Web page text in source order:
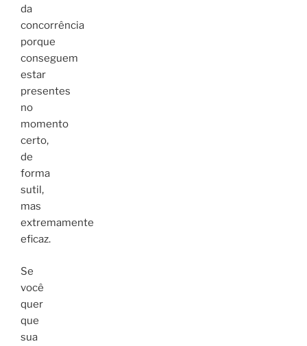
da
concorrência
porque
conseguem
estar
presentes
no
momento
certo,
de
forma
sutil,
mas
extremamente
eficaz.
Se
você
quer
que
sua